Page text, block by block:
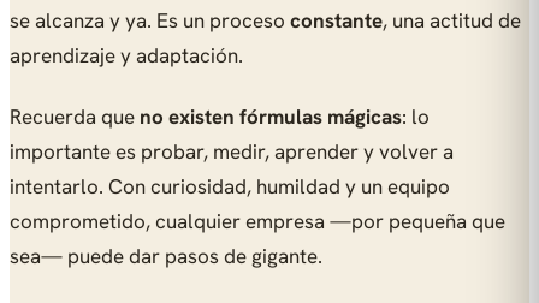
se alcanza y ya. Es un proceso constante, una actitud de
aprendizaje y adaptación.
Recuerda que no existen fórmulas mágicas: lo
importante es probar, medir, aprender y volver a
intentarlo. Con curiosidad, humildad y un equipo
comprometido, cualquier empresa —por pequeña que
sea— puede dar pasos de gigante.